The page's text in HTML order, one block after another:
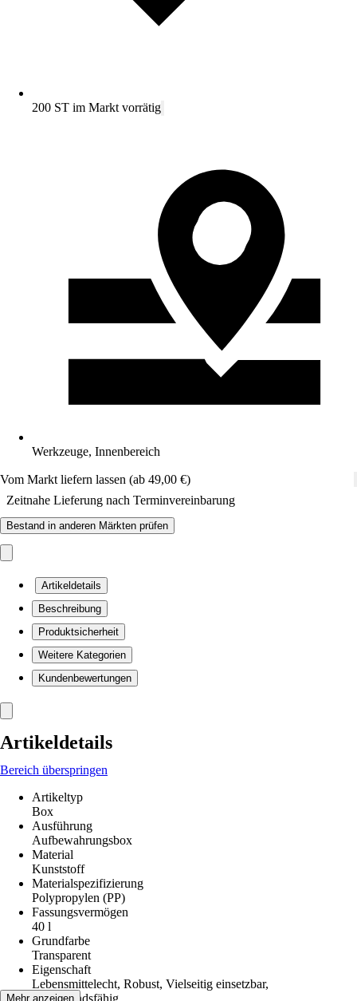
200 ST im Markt vorrätig
Werkzeuge, Innenbereich
Vom Markt liefern lassen (ab 49,00 €)
Zeitnahe Lieferung nach Terminvereinbarung
Bestand in anderen Märkten prüfen
Artikeldetails
Beschreibung
Produktsicherheit
Weitere Kategorien
Kundenbewertungen
Artikeldetails
Bereich überspringen
Artikeltyp
Box
Ausführung
Aufbewahrungsbox
Material
Kunststoff
Materialspezifizierung
Polypropylen (PP)
Fassungsvermögen
40 l
Grundfarbe
Transparent
Eigenschaft
Lebensmittelecht, Robust, Vielseitig einsetzbar,
Widerstandsfähig
Mehr anzeigen